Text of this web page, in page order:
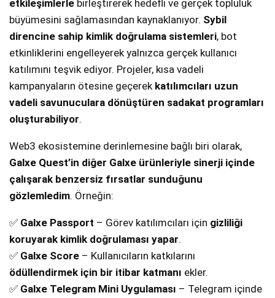
etkileşimlerle birleştirerek hedefli ve gerçek topluluk
büyümesini sağlamasından kaynaklanıyor. Sybil
direncine sahip kimlik doğrulama sistemleri, bot
etkinliklerini engelleyerek yalnızca gerçek kullanıcı
katılımını teşvik ediyor. Projeler, kısa vadeli
kampanyaların ötesine geçerek katılımcıları uzun
vadeli savunuculara dönüştüren sadakat programları
oluşturabiliyor.
Web3 ekosistemine derinlemesine bağlı biri olarak,
Galxe Quest’in diğer Galxe ürünleriyle sinerji içinde
çalışarak benzersiz fırsatlar sunduğunu
gözlemledim. Örneğin:
✅ Galxe Passport – Görev katılımcıları için gizliliği
koruyarak kimlik doğrulaması yapar.
✅ Galxe Score – Kullanıcıların katkılarını
ödüllendirmek için bir itibar katmanı ekler.
✅ Galxe Telegram Mini Uygulaması – Telegram içinde